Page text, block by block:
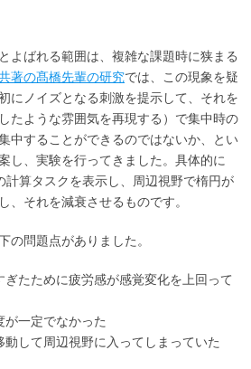
よばれる範囲は、複雑な課題時に狭まる
著の髙橋先輩の研究では、この現象を疑
にノイズとなる刺激を提示して、それを
たような雰囲気を再現する）で集中時の
中することができるのではないか、とい
し、実験を行ってきました。具体的に
計算タスクを表示し、周辺視野で楕円が
、それを減衰させるものです。
の問題点がありました。
ぎたために疲労感が感覚変化を上回って
一定でなかった
動して周辺視野に入ってしまっていた